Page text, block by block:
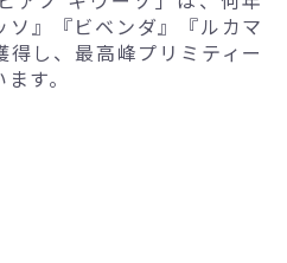
』『ビベンダ』『ルカマ
し、最高峰プリミティー
す。